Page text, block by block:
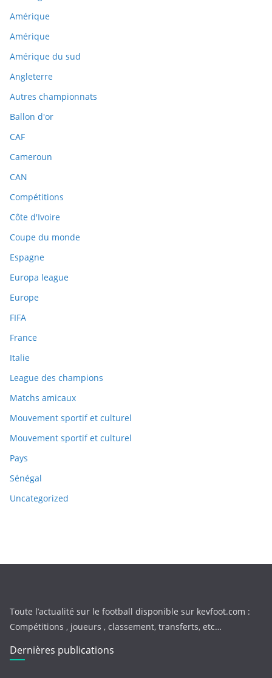
Amérique
Amérique
Amérique du sud
Angleterre
Autres championnats
Ballon d'or
CAF
Cameroun
CAN
Compétitions
Côte d'Ivoire
Coupe du monde
Espagne
Europa league
Europe
FIFA
France
Italie
League des champions
Matchs amicaux
Mouvement sportif et culturel
Mouvement sportif et culturel
Pays
Sénégal
Uncategorized
Toute l’actualité sur le football disponible sur kevfoot.com :
Compétitions , joueurs , classement, transferts, etc…
Dernières publications